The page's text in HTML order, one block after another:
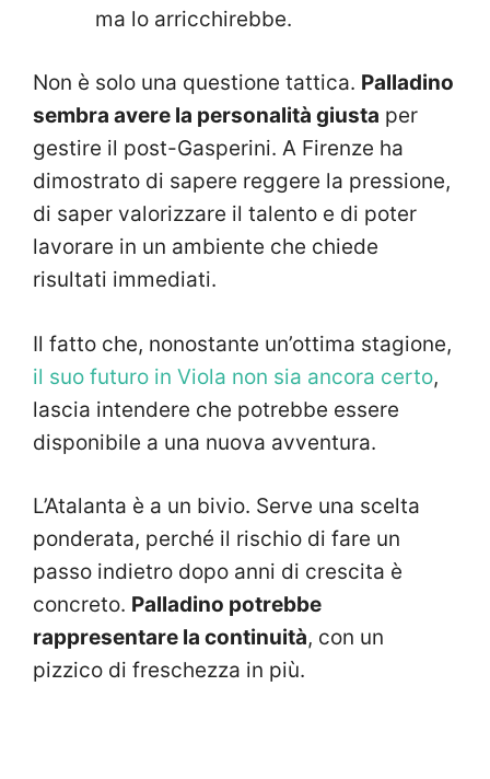
ma lo arricchirebbe.
Non è solo una questione tattica. Palladino
sembra avere la personalità giusta per
gestire il post-Gasperini. A Firenze ha
dimostrato di sapere reggere la pressione,
di saper valorizzare il talento e di poter
lavorare in un ambiente che chiede
risultati immediati.
Il fatto che, nonostante un’ottima stagione,
il suo futuro in Viola non sia ancora certo,
lascia intendere che potrebbe essere
disponibile a una nuova avventura.
L’Atalanta è a un bivio. Serve una scelta
ponderata, perché il rischio di fare un
passo indietro dopo anni di crescita è
concreto. Palladino potrebbe
rappresentare la continuità, con un
pizzico di freschezza in più.